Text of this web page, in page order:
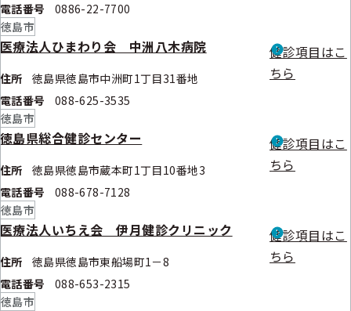
ー
電話番号
0886-22-7700
徳島市
医療法人ひまわり会 中洲八木病院
住所
徳島県徳島市中洲町1丁目31番地
電話番号
088-625-3535
健診項目はこ
ちら
徳島市
徳島県総合健診センター
住所
徳島県徳島市蔵本町1丁目10番地3
電話番号
088-678-7128
健診項目はこ
ちら
徳島市
医療法人いちえ会 伊月健診クリニック
住所
徳島県徳島市東船場町1－8
電話番号
088-653-2315
健診項目はこ
ちら
徳島市